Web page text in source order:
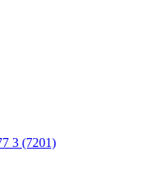
3 (7201)